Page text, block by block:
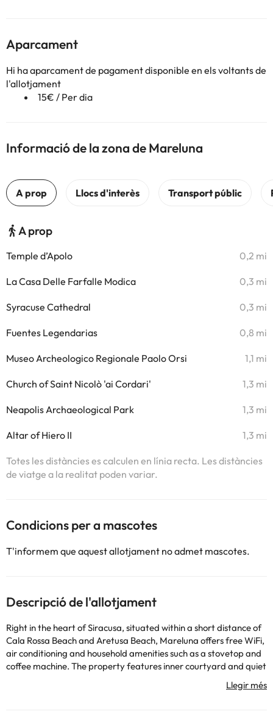
Aparcament
Hi ha aparcament de pagament disponible en els voltants de
l'allotjament
15€ / Per dia
Informació de la zona de Mareluna
A prop
Temple d’Apolo 0,2 mi
La Casa Delle Farfalle Modica 0,3 mi
Syracuse Cathedral 0,3 mi
Fuentes Legendarias 0,8 mi
Museo Archeologico Regionale Paolo Orsi 1,1 mi
Church of Saint Nicolò 'ai Cordari' 1,3 mi
Neapolis Archaeological Park 1,3 mi
Altar of Hiero II 1,3 mi
Totes les distàncies es calculen en línia recta. Les distàncies
de viatge a la realitat poden variar.
Condicions per a mascotes
T'informem que aquest allotjament no admet mascotes.
Descripció de l'allotjament
Right in the heart of Siracusa, situated within a short distance of
Cala Rossa Beach and Aretusa Beach, Mareluna offers free WiFi,
air conditioning and household amenities such as a stovetop and
coffee machine. The property features inner courtyard and quiet
street views, and is 300 metres from Fontana di Diana. The
property is non-smoking and is set 300 metres from Tempio di